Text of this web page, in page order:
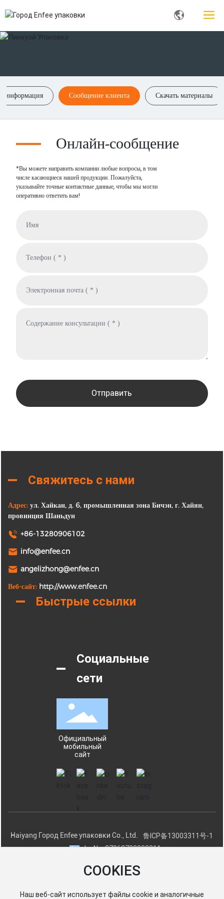
информация Сообщение клиента Скачать материалы
Онлайн‑сообщение
*Вы можете направить компании любые вопросы, в том
числе касающиеся нашей продукции. Пожалуйста,
указывайте точные контактные данные, чтобы мы могли
оперативно ответить вам!
Отправить
Свяжитесь с нами
Адрес:ул. Хайкан, д. 6, промышленная зона Бичэн, г. Хайян,
провинция Шаньдун
+86-13280906102
info@enfee.cn
angelizhong@enfee.cn
Веб-сайт: http://www.enfee.cn
Быстрые ссылки
Социальные
сети
Официальный
мобильный
сайт
COOKIES
Наш веб-сайт использует файлы cookie и аналогичные
Haiyang Город Enfee упаковки Co., Ltd.
鲁ICP备13003311号-1
Lu No. 37068702000211